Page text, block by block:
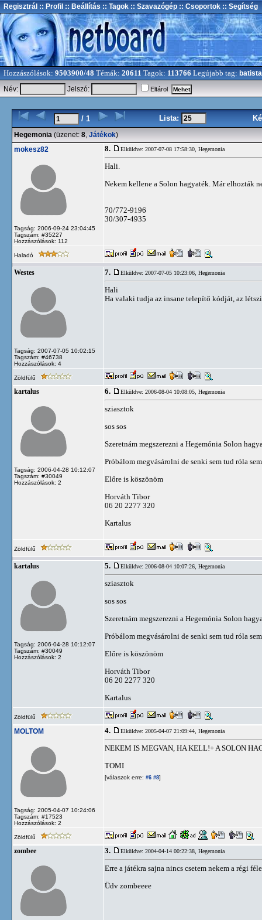
Regisztrál :: Profil :: Beállítás :: Tagok :: Szavazógép :: Csoportok :: Segítség
Hozzászólások: 9503900/48 Témák: 20611 Tagok: 113766 Legújabb tag: batista
Név:
Jelszó: Eltárol
/ 1 Lista:
Hegemonia (üzenet: 8, Játékok)
mokesz82
Tagság: 2006-09-24 23:04:45
Tagszám: #35227
Hozzászólások: 112
8. Elküldve: 2007-07-08 17:58:30, Hegemonia
Hali.
Nekem kellene a Solon hagyaték. Már elhozták
70/772-9196
30/307-4935
Haladó
Westes
Tagság: 2007-07-05 10:02:15
Tagszám: #46738
Hozzászólások: 4
7. Elküldve: 2007-07-05 10:23:06, Hegemonia
Hali
Ha valaki tudja az insane telepítő kódját, az
Zöldfülű
kartalus
Tagság: 2006-04-28 10:12:07
Tagszám: #30049
Hozzászólások: 2
6. Elküldve: 2006-08-04 10:08:05, Hegemonia
sziasztok
sos sos
Szeretnám megszerezni a Hegemónia Solon
Próbálom megvásárolni de senki sem tud róla
Előre is köszönöm
Horváth Tibor
06 20 2277 320
Kartalus
Zöldfülű
kartalus
Tagság: 2006-04-28 10:12:07
Tagszám: #30049
Hozzászólások: 2
5. Elküldve: 2006-08-04 10:07:26, Hegemonia
sziasztok
sos sos
Szeretnám megszerezni a Hegemónia Solon
Próbálom megvásárolni de senki sem tud róla
Előre is köszönöm
Horváth Tibor
06 20 2277 320
Kartalus
Zöldfülű
MOLTOM
Tagság: 2005-04-07 10:24:06
Tagszám: #17523
Hozzászólások: 2
4. Elküldve: 2005-04-07 21:09:44, Hegemonia
NEKEM IS MEGVAN, HA KELL!+ A SOLON
TOMI
[válaszok erre: #6 #8]
Zöldfülű
zombee 3. Elküldve: 2004-04-14 00:22:38, Hegemonia
Erre a játékra sajna nincs csetem nekem a régi
Üdv zombeeee